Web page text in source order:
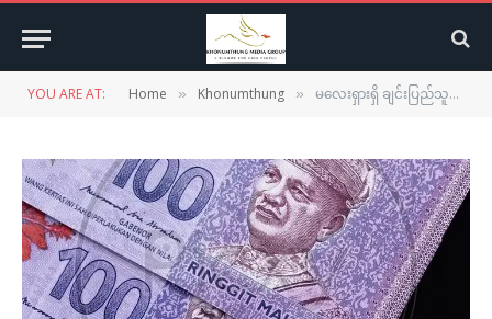
YOU ARE AT: Home » Khonumthung » မလေးရှားရှိ ချင်းပြည်သူများ လွှဲငွေ အလိမ်ခံရမှုကြောင့် သိန်းထောင်ချီ နစ်နာဆုံးရှုံး